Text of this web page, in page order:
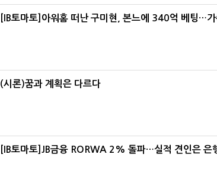
[IB토마토]아워홈 떠난 구미현, 본느에 340억 베팅…
(시론)꿈과 계획은 다르다
[IB토마토]JB금융 RORWA 2% 돌파…실적 견인은 은